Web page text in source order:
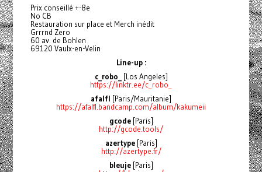
Prix conseillé +-8e
No CB
Restauration sur place et Merch inédit
Grrrnd Zero
60 av. de Bohlen
69120 Vaulx-en-Velin
Line-up :
c_robo_
[Los Angeles]
https://linktr.ee/c_robo_
afalfl [Paris/Mauritanie]
https://afalfl.bandcamp.com/album/kakumeii
gcode[Paris]
http://gcode.tools/
azertype[Paris]
http://azertype.fr/
bleuje[Paris]